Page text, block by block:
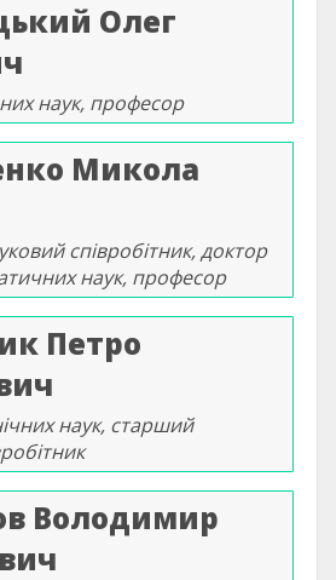
Олег
наук, професор
Микола
співробітник, доктор
наук, професор
Петро
наук, старший
Володимир